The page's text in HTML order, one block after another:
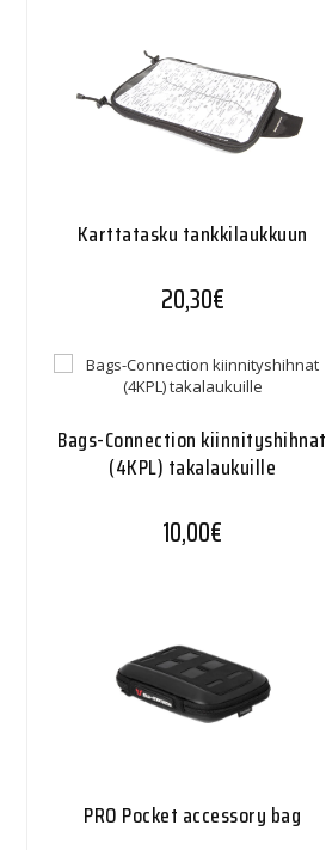
Karttatasku tankkilaukkuun
20,30€
Bags-Connection kiinnityshihnat
(4KPL) takalaukuille
10,00€
PRO Pocket accessory bag